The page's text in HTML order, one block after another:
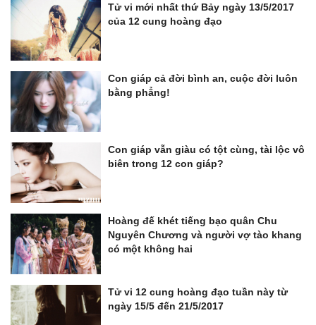
Tử vi mới nhất thứ Bảy ngày 13/5/2017
của 12 cung hoàng đạo
Con giáp cả đời bình an, cuộc đời luôn
bằng phẳng!
Con giáp vẫn giàu có tột cùng, tài lộc vô
biên trong 12 con giáp?
Hoàng đế khét tiếng bạo quân Chu
Nguyên Chương và người vợ tào khang
có một không hai
Tử vi 12 cung hoàng đạo tuần này từ
ngày 15/5 đến 21/5/2017